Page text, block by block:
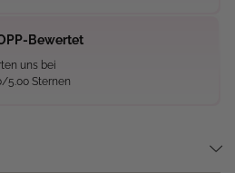
Bewertet
uns bei
5.00 Sternen